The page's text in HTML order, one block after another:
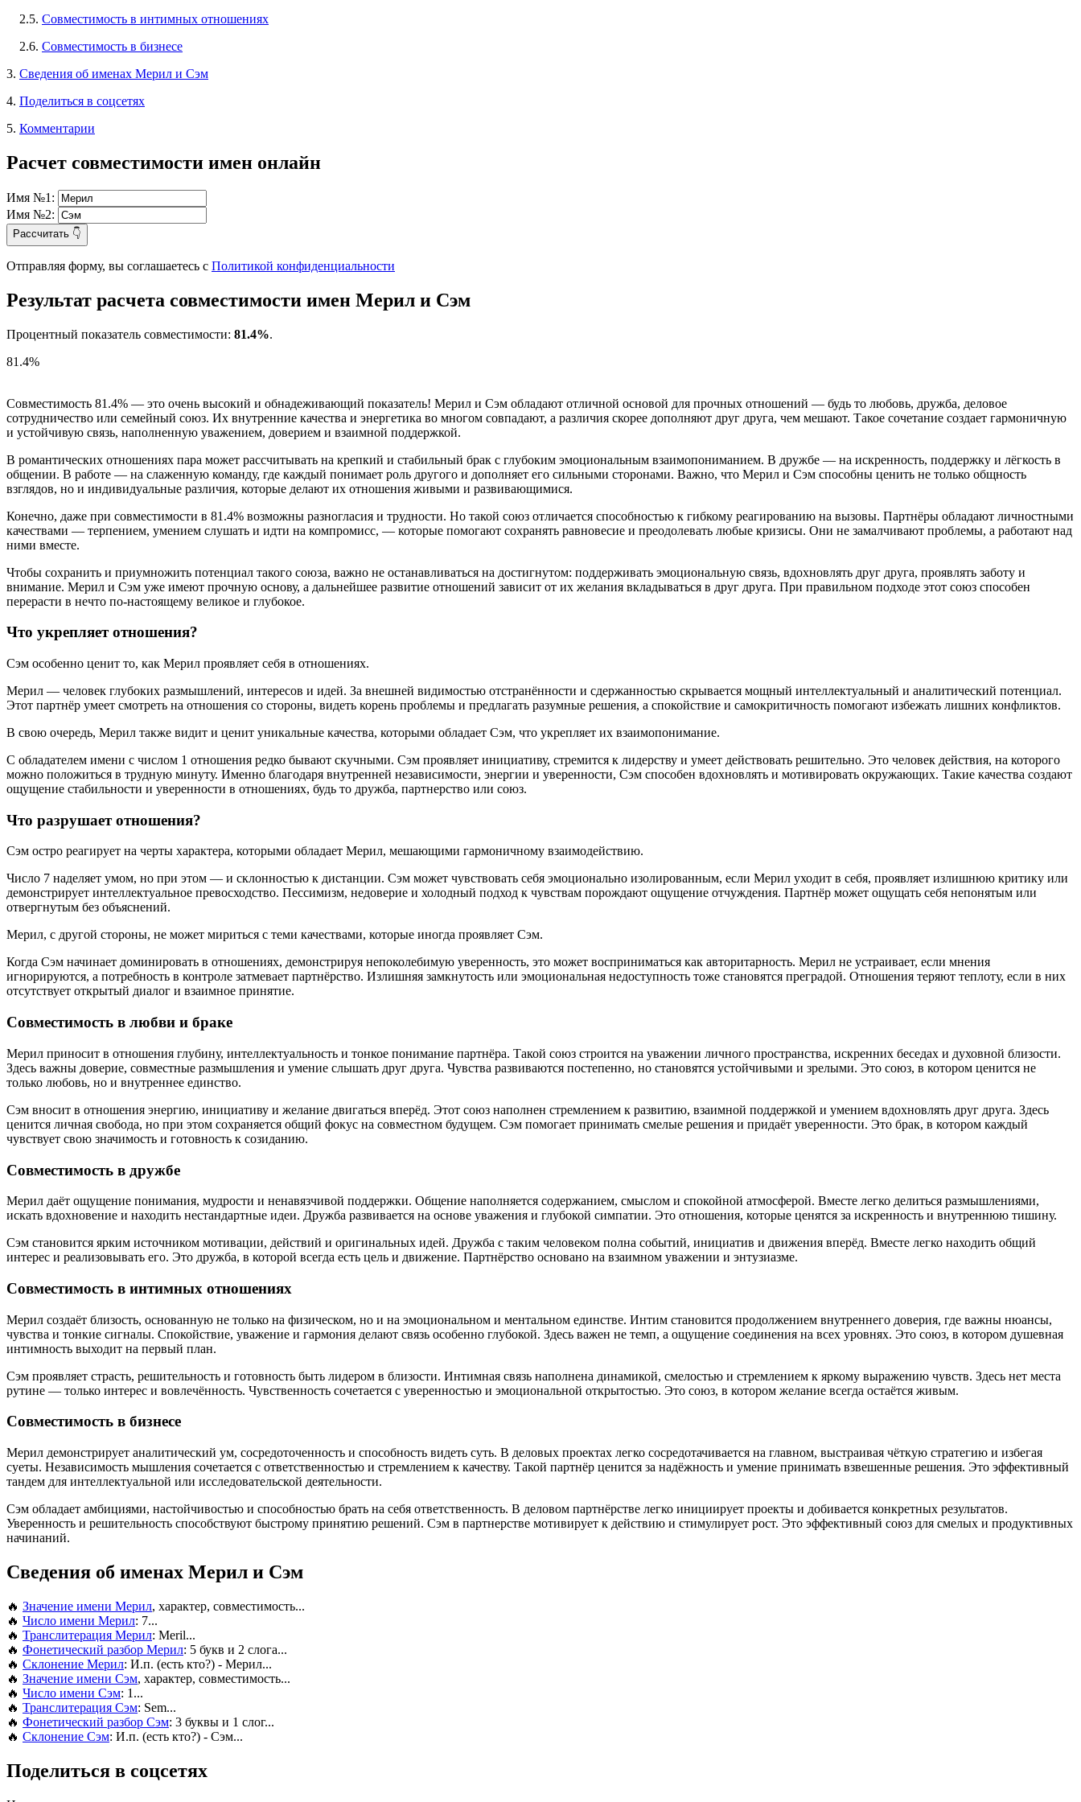
2.5. Совместимость в интимных отношениях
2.6. Совместимость в бизнесе
3. Сведения об именах Мерил и Сэм
4. Поделиться в соцсетях
5. Комментарии
Расчет совместимости имен онлайн
Имя №1:
Имя №2:
Рассчитать 👇
Отправляя форму, вы соглашаетесь с Политикой конфиденциальности
Результат расчета совместимости имен Мерил и Сэм
Процентный показатель совместимости: 81.4%.
81.4%
Совместимость 81.4% — это очень высокий и обнадеживающий показатель! Мерил и Сэм обладают отличной основой для прочных отношений — будь то любовь, дружба, деловое
сотрудничество или семейный союз. Их внутренние качества и энергетика во многом совпадают, а различия скорее дополняют друг друга, чем мешают. Такое сочетание создает гармоничную
и устойчивую связь, наполненную уважением, доверием и взаимной поддержкой.
В романтических отношениях пара может рассчитывать на крепкий и стабильный брак с глубоким эмоциональным взаимопониманием. В дружбе — на искренность, поддержку и лёгкость в
общении. В работе — на слаженную команду, где каждый понимает роль другого и дополняет его сильными сторонами. Важно, что Мерил и Сэм способны ценить не только общность
взглядов, но и индивидуальные различия, которые делают их отношения живыми и развивающимися.
Конечно, даже при совместимости в 81.4% возможны разногласия и трудности. Но такой союз отличается способностью к гибкому реагированию на вызовы. Партнёры обладают личностными
качествами — терпением, умением слушать и идти на компромисс, — которые помогают сохранять равновесие и преодолевать любые кризисы. Они не замалчивают проблемы, а работают над
ними вместе.
Чтобы сохранить и приумножить потенциал такого союза, важно не останавливаться на достигнутом: поддерживать эмоциональную связь, вдохновлять друг друга, проявлять заботу и
внимание. Мерил и Сэм уже имеют прочную основу, а дальнейшее развитие отношений зависит от их желания вкладываться в друг друга. При правильном подходе этот союз способен
перерасти в нечто по-настоящему великое и глубокое.
Что укрепляет отношения?
Сэм особенно ценит то, как Мерил проявляет себя в отношениях.
Мерил — человек глубоких размышлений, интересов и идей. За внешней видимостью отстранённости и сдержанностью скрывается мощный интеллектуальный и аналитический потенциал.
Этот партнёр умеет смотреть на отношения со стороны, видеть корень проблемы и предлагать разумные решения, а спокойствие и самокритичность помогают избежать лишних конфликтов.
В свою очередь, Мерил также видит и ценит уникальные качества, которыми обладает Сэм, что укрепляет их взаимопонимание.
С обладателем имени с числом 1 отношения редко бывают скучными. Сэм проявляет инициативу, стремится к лидерству и умеет действовать решительно. Это человек действия, на которого
можно положиться в трудную минуту. Именно благодаря внутренней независимости, энергии и уверенности, Сэм способен вдохновлять и мотивировать окружающих. Такие качества создают
ощущение стабильности и уверенности в отношениях, будь то дружба, партнерство или союз.
Что разрушает отношения?
Сэм остро реагирует на черты характера, которыми обладает Мерил, мешающими гармоничному взаимодействию.
Число 7 наделяет умом, но при этом — и склонностью к дистанции. Сэм может чувствовать себя эмоционально изолированным, если Мерил уходит в себя, проявляет излишнюю критику или
демонстрирует интеллектуальное превосходство. Пессимизм, недоверие и холодный подход к чувствам порождают ощущение отчуждения. Партнёр может ощущать себя непонятым или
отвергнутым без объяснений.
Мерил, с другой стороны, не может мириться с теми качествами, которые иногда проявляет Сэм.
Когда Сэм начинает доминировать в отношениях, демонстрируя непоколебимую уверенность, это может восприниматься как авторитарность. Мерил не устраивает, если мнения
игнорируются, а потребность в контроле затмевает партнёрство. Излишняя замкнутость или эмоциональная недоступность тоже становятся преградой. Отношения теряют теплоту, если в них
отсутствует открытый диалог и взаимное принятие.
Совместимость в любви и браке
Мерил приносит в отношения глубину, интеллектуальность и тонкое понимание партнёра. Такой союз строится на уважении личного пространства, искренних беседах и духовной близости.
Здесь важны доверие, совместные размышления и умение слышать друг друга. Чувства развиваются постепенно, но становятся устойчивыми и зрелыми. Это союз, в котором ценится не
только любовь, но и внутреннее единство.
Сэм вносит в отношения энергию, инициативу и желание двигаться вперёд. Этот союз наполнен стремлением к развитию, взаимной поддержкой и умением вдохновлять друг друга. Здесь
ценится личная свобода, но при этом сохраняется общий фокус на совместном будущем. Сэм помогает принимать смелые решения и придаёт уверенности. Это брак, в котором каждый
чувствует свою значимость и готовность к созиданию.
Совместимость в дружбе
Мерил даёт ощущение понимания, мудрости и ненавязчивой поддержки. Общение наполняется содержанием, смыслом и спокойной атмосферой. Вместе легко делиться размышлениями,
искать вдохновение и находить нестандартные идеи. Дружба развивается на основе уважения и глубокой симпатии. Это отношения, которые ценятся за искренность и внутреннюю тишину.
Сэм становится ярким источником мотивации, действий и оригинальных идей. Дружба с таким человеком полна событий, инициатив и движения вперёд. Вместе легко находить общий
интерес и реализовывать его. Это дружба, в которой всегда есть цель и движение. Партнёрство основано на взаимном уважении и энтузиазме.
Совместимость в интимных отношениях
Мерил создаёт близость, основанную не только на физическом, но и на эмоциональном и ментальном единстве. Интим становится продолжением внутреннего доверия, где важны нюансы,
чувства и тонкие сигналы. Спокойствие, уважение и гармония делают связь особенно глубокой. Здесь важен не темп, а ощущение соединения на всех уровнях. Это союз, в котором душевная
интимность выходит на первый план.
Сэм проявляет страсть, решительность и готовность быть лидером в близости. Интимная связь наполнена динамикой, смелостью и стремлением к яркому выражению чувств. Здесь нет места
рутине — только интерес и вовлечённость. Чувственность сочетается с уверенностью и эмоциональной открытостью. Это союз, в котором желание всегда остаётся живым.
Совместимость в бизнесе
Мерил демонстрирует аналитический ум, сосредоточенность и способность видеть суть. В деловых проектах легко сосредотачивается на главном, выстраивая чёткую стратегию и избегая
суеты. Независимость мышления сочетается с ответственностью и стремлением к качеству. Такой партнёр ценится за надёжность и умение принимать взвешенные решения. Это эффективный
тандем для интеллектуальной или исследовательской деятельности.
Сэм обладает амбициями, настойчивостью и способностью брать на себя ответственность. В деловом партнёрстве легко инициирует проекты и добивается конкретных результатов.
Уверенность и решительность способствуют быстрому принятию решений. Сэм в партнерстве мотивирует к действию и стимулирует рост. Это эффективный союз для смелых и продуктивных
начинаний.
Сведения об именах Мерил и Сэм
🔥 Значение имени Мерил, характер, совместимость...
🔥 Число имени Мерил: 7...
🔥 Транслитерация Мерил: Meril...
🔥 Фонетический разбор Мерил: 5 букв и 2 слога...
🔥 Склонение Мерил: И.п. (есть кто?) - Мерил...
🔥 Значение имени Сэм, характер, совместимость...
🔥 Число имени Сэм: 1...
🔥 Транслитерация Сэм: Sem...
🔥 Фонетический разбор Сэм: 3 буквы и 1 слог...
🔥 Склонение Сэм: И.п. (есть кто?) - Сэм...
Поделиться в соцсетях